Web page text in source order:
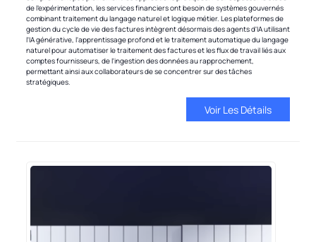
de l'expérimentation, les services financiers ont besoin de systèmes gouvernés
combinant traitement du langage naturel et logique métier. Les plateformes de
gestion du cycle de vie des factures intègrent désormais des agents d'IA utilisant
l'IA générative, l'apprentissage profond et le traitement automatique du langage
naturel pour automatiser le traitement des factures et les flux de travail liés aux
comptes fournisseurs, de l'ingestion des données au rapprochement,
permettant ainsi aux collaborateurs de se concentrer sur des tâches
stratégiques.
Voir Les Détails